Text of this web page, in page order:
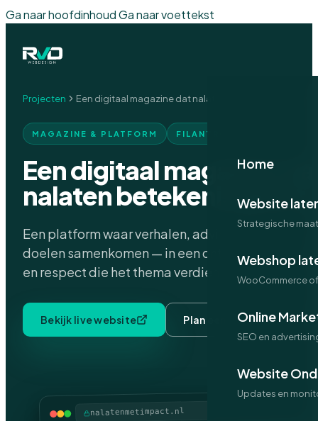
Ga naar hoofdinhoudGa naar voettekst
Home
Website
Strategische
Webshop
WooCommerce
Online
SEO en
Website
Updates en
Projecten Een digitaal magazine dat nalaten betekenis geeft.
MAGAZINE & PLATFORM FILANTROPIE
Een digitaal magazine
nalaten betekenis geeft.
Een platform waar verhalen, advies en goede
doelen samenkomen — in een ontwerp met de
en respect die het thema verdient.
Bekijk live website Plan een kennismaking
nalatenmetimpact.nl